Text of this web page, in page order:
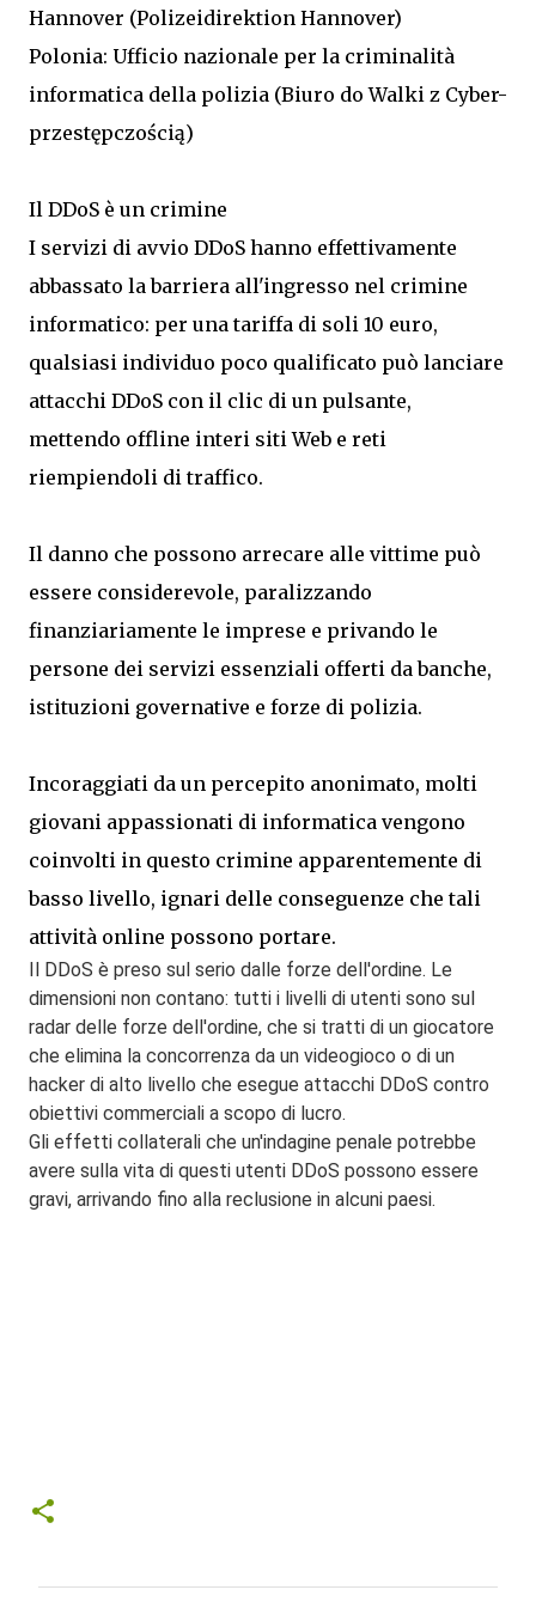
Hannover (Polizeidirektion Hannover)
Polonia: Ufficio nazionale per la criminalità
informatica della polizia (Biuro do Walki z Cyber-
przestępczością)
Il DDoS è un crimine
I servizi di avvio DDoS hanno effettivamente
abbassato la barriera all'ingresso nel crimine
informatico: per una tariffa di soli 10 euro,
qualsiasi individuo poco qualificato può lanciare
attacchi DDoS con il clic di un pulsante,
mettendo offline interi siti Web e reti
riempiendoli di traffico.
Il danno che possono arrecare alle vittime può
essere considerevole, paralizzando
finanziariamente le imprese e privando le
persone dei servizi essenziali offerti da banche,
istituzioni governative e forze di polizia.
Incoraggiati da un percepito anonimato, molti
giovani appassionati di informatica vengono
coinvolti in questo crimine apparentemente di
basso livello, ignari delle conseguenze che tali
attività online possono portare.
Il DDoS è preso sul serio dalle forze dell'ordine. Le
dimensioni non contano: tutti i livelli di utenti sono sul
radar delle forze dell'ordine, che si tratti di un giocatore
che elimina la concorrenza da un videogioco o di un
hacker di alto livello che esegue attacchi DDoS contro
obiettivi commerciali a scopo di lucro.
Gli effetti collaterali che un'indagine penale potrebbe
avere sulla vita di questi utenti DDoS possono essere
gravi, arrivando fino alla reclusione in alcuni paesi.